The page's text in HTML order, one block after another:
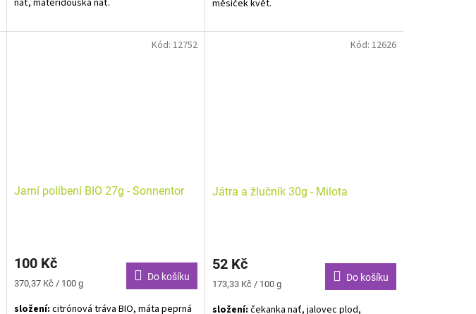
nať, mateřídouška nať.
Alergeny neuvedeny.
měsíček květ.
Alergeny neuvedeny.
Jarní políbení BIO 27g - Sonnentor
100 Kč
Měrná
370,37 Kč / 100 g
Do košíku
složení: citrónová tráva BIO, máta peprná
Kód: 12752
Játra a žlučník 30g - Milota
52 Kč
Měrná
173,33 Kč / 100 g
Do košíku
složení: čekanka nať, jalovec plod,
Kód: 12626